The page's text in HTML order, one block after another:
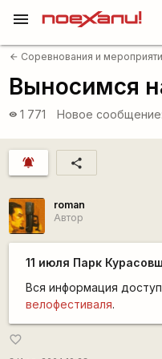
menu
arrow_back Соревнования и
Выносимся
visibility 1 771 Новое сообщение:
notifications_active share
roman
Автор
11 июля Парк
Вся информация
велофестиваля.
favorite_border